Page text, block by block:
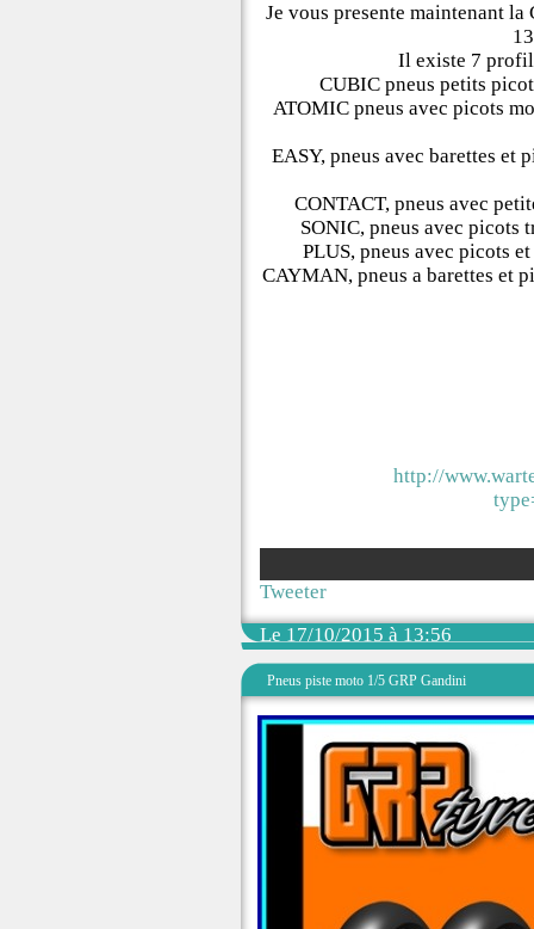
Je vous presente maintenant
Il existe 7
CUBIC pneus petits
ATOMIC pneus avec picots
EASY, pneus avec barettes et
CONTACT, pneus avec
SONIC, pneus avec picots
PLUS, pneus avec picots
CAYMAN, pneus a barettes et
http://
Tweeter
Le 17/10/2015 à 13:56
Pneus piste moto 1/5 GRP Gandini